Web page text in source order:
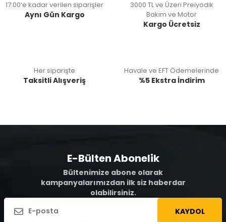
17:00’e kadar verilen siparişler
Aynı Gün Kargo
3000 TL ve Üzeri Preiyodik
Bakım ve Motor
Kargo Ücretsiz
Her siparişte
Taksitli Alışveriş
Havale ve EFT Ödemelerinde
%5 Ekstra İndirim
E-Bülten Abonelik
Bültenimize abone olarak
kampanyalarımızdan ilk siz haberdar
olabilirsiniz.
KAYDOL